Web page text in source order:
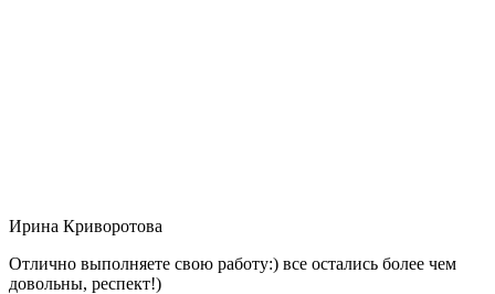
Ирина Криворотова
Отлично выполняете свою работу:) все остались более чем
довольны, респект!)